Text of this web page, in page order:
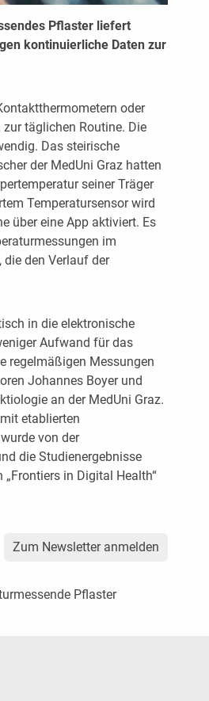
Pflaster liefert
kontinuierliche Daten zur
oder
täglichen Routine. Die
Das steirische
der MedUni Graz hatten
seiner Träger
Temperatursensor wird
über eine App aktiviert. Es
im
den Verlauf der
in die elektronische
Aufwand für das
regelmäßigen Messungen
Johannes Boyer und
an der MedUni Graz.
etablierten
von der
die Studienergebnisse
in Digital Health“
Zum Newsletter anmelden
Pflaster